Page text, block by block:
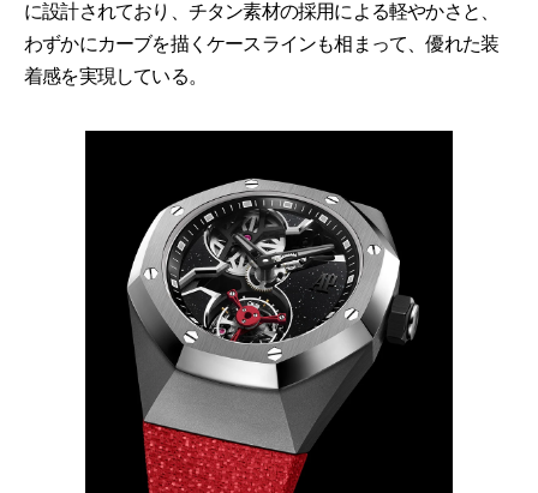
に設計されており、チタン素材の採用による軽やかさと、
わずかにカーブを描くケースラインも相まって、優れた装
着感を実現している。